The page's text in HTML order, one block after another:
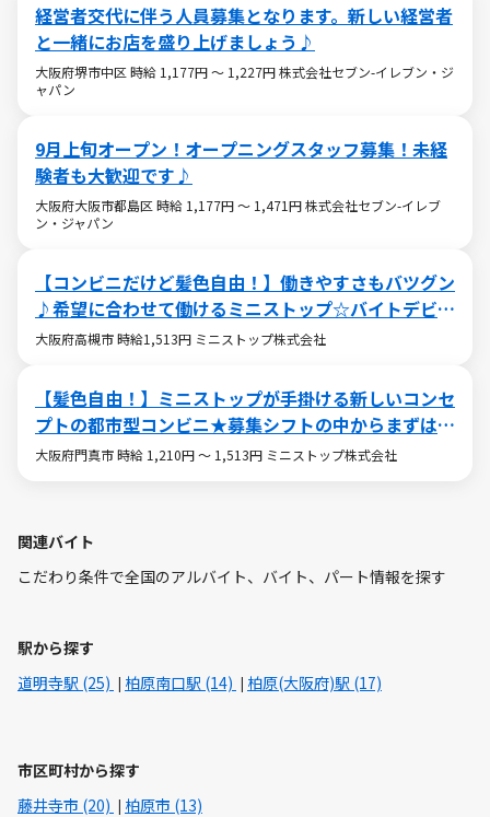
経営者交代に伴う人員募集となります。新しい経営者
と一緒にお店を盛り上げましょう♪
大阪府堺市中区 時給 1,177円 ～ 1,227円 株式会社セブン-イレブン・ジ
ャパン
9月上旬オープン！オープニングスタッフ募集！未経
験者も大歓迎です♪
大阪府大阪市都島区 時給 1,177円 ～ 1,471円 株式会社セブン-イレブ
ン・ジャパン
【コンビニだけど髪色自由！】働きやすさもバツグン
♪希望に合わせて働けるミニストップ☆バイトデビュ
ーも大歓迎です！☆
大阪府高槻市 時給1,513円 ミニストップ株式会社
【髪色自由！】ミニストップが手掛ける新しいコンセ
プトの都市型コンビニ★募集シフトの中からまずは好
きな時間をお選びください☆
大阪府門真市 時給 1,210円 ～ 1,513円 ミニストップ株式会社
関連バイト
こだわり条件で全国のアルバイト、バイト、パート情報を探す
駅から探す
道明寺駅 (25)
柏原南口駅 (14) 柏原(大阪府)駅 (17)
市区町村から探す
藤井寺市 (20)
柏原市 (13)